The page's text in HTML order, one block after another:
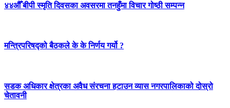
४४औँ बीपी स्मृति दिवसका अवसरमा तनहुँमा विचार गोष्ठी सम्पन्न
मन्त्रिपरिषद्को बैठकले के के निर्णय गर्यो ?
सडक अधिकार क्षेत्रका अवैध संरचना हटाउन व्यास नगरपालिकाको दोस्रो
चेतावनी